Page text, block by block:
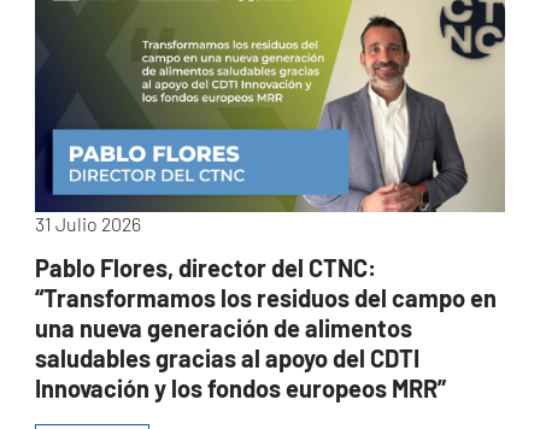
31 Julio 2026
Pablo Flores, director del CTNC:
“Transformamos los residuos del campo en
una nueva generación de alimentos
saludables gracias al apoyo del CDTI
Innovación y los fondos europeos MRR”